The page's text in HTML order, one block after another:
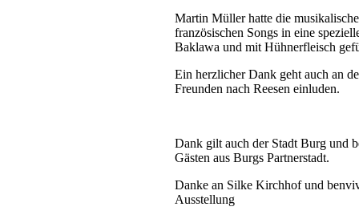
Martin Müller hatte die
französischen Songs in eine
Baklawa und mit Hühnerfleisch
Ein herzlicher Dank geht auch an
Freunden nach Reesen einluden.
Dank gilt auch der Stadt Burg und
Gästen aus Burgs Partnerstadt.
Danke an Silke Kirchhof und
Ausstellung